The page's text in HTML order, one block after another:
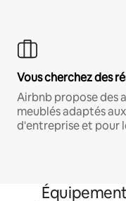
Vous cherchez des
Airbnb propose des
meublés adaptés
d'entreprise et pour